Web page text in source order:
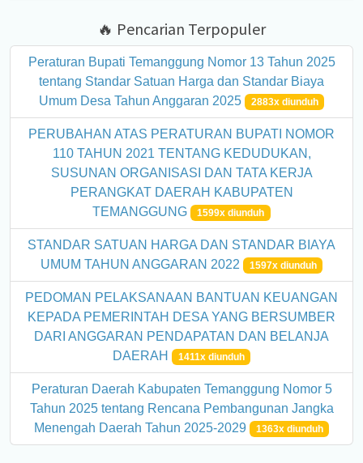
🔥 Pencarian Terpopuler
Peraturan Bupati Temanggung Nomor 13 Tahun 2025
tentang Standar Satuan Harga dan Standar Biaya
Umum Desa Tahun Anggaran 2025
2883x diunduh
PERUBAHAN ATAS PERATURAN BUPATI NOMOR
110 TAHUN 2021 TENTANG KEDUDUKAN,
SUSUNAN ORGANISASI DAN TATA KERJA
PERANGKAT DAERAH KABUPATEN
TEMANGGUNG 1599x diunduh
STANDAR SATUAN HARGA DAN STANDAR BIAYA
UMUM TAHUN ANGGARAN 2022
1597x diunduh
PEDOMAN PELAKSANAAN BANTUAN KEUANGAN
KEPADA PEMERINTAH DESA YANG BERSUMBER
DARI ANGGARAN PENDAPATAN DAN BELANJA
DAERAH
1411x diunduh
Peraturan Daerah Kabupaten Temanggung Nomor 5
Tahun 2025 tentang Rencana Pembangunan Jangka
Menengah Daerah Tahun 2025-2029
1363x diunduh